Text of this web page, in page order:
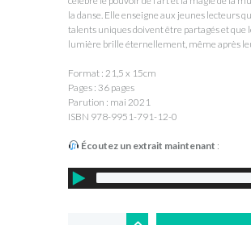
la danse. Elle enseigne aux jeunes lecteurs
talents uniques doivent être partagés et que
lumière brille éternellement, même après
Format : 21,5 x 15cm
Pages : 36 pages
Parution : mai 2021
ISBN 978-9951-791-12-0
Écoutez un extrait maintenant :